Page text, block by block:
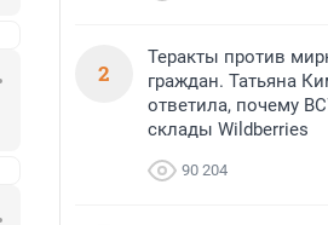
2
Теракты против
граждан. Татьяна
ответила, почему
склады Wildberries
90 204